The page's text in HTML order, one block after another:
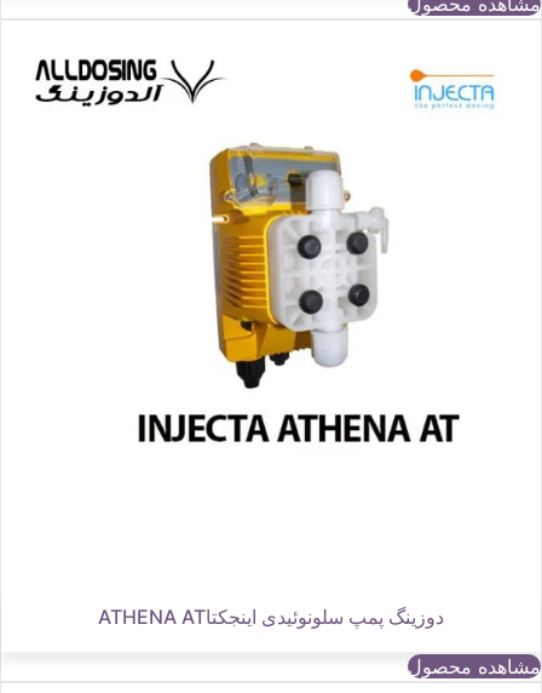
دوزینگ پمپ سلونوئیدی اینجکتاATHENA AT
مشاهده محصول